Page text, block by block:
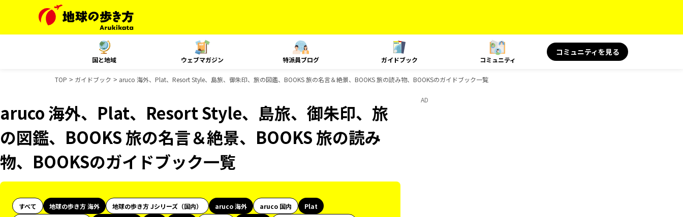
国と地域 ウェブマガジン 特派員ブログ ガイドブック コミュニティ
コミュニティを見る
TOP ガイドブック aruco 海外、Plat、Resort Style、島旅、御朱印、旅の図鑑、BOOKS 旅の名言＆絶景、BOOKS 旅の読み物、BOOKSのガイドブック一覧
aruco 海外、Plat、Resort Style、島旅、御朱印、旅
の図鑑、BOOKS 旅の名言＆絶景、BOOKS 旅の読み
物、BOOKSのガイドブック一覧
すべて 地球の歩き方 海外 地球の歩き方 Jシリーズ（国内） aruco 海外 aruco 国内
Plat
AD